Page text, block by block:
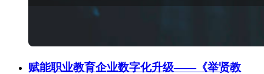
赋能职业教育企业数字化升级——《举贤教